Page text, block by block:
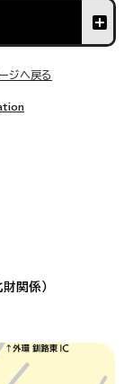
ジへ戻る
関係）